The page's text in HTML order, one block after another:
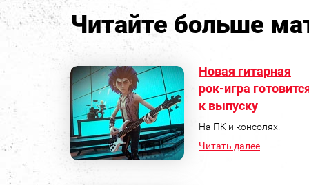
Читайте больше
Новая гитарная
рок-игра
к выпуску
На ПК и консолях.
Читать далее